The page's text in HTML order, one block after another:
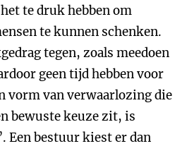
te druk hebben om
te kunnen schenken.
tegen, zoals meedoen
geen tijd hebben voor
vorm van verwaarlozing die
bewuste keuze zit, is
Een bestuur kiest er dan